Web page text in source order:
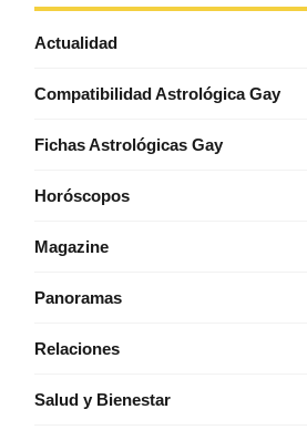
Actualidad
Compatibilidad Astrológica Gay
Fichas Astrológicas Gay
Horóscopos
Magazine
Panoramas
Relaciones
Salud y Bienestar